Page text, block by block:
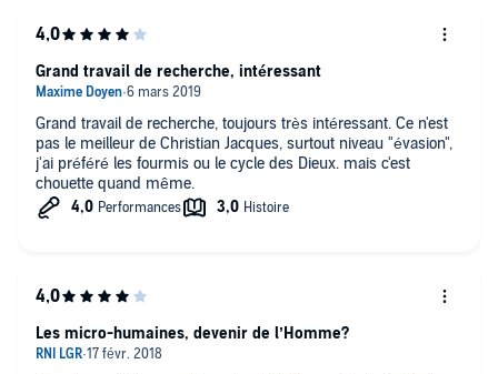
Grand travail de recherche, toujours très intéressant. Ce n'est
pas le meilleur de Christian Jacques, surtout niveau "évasion",
j'ai préféré les fourmis ou le cycle des Dieux. mais c'est
chouette quand même.
Grand travail de recherche, intéressant
Les micro-humaines, devenir de l’Homme?